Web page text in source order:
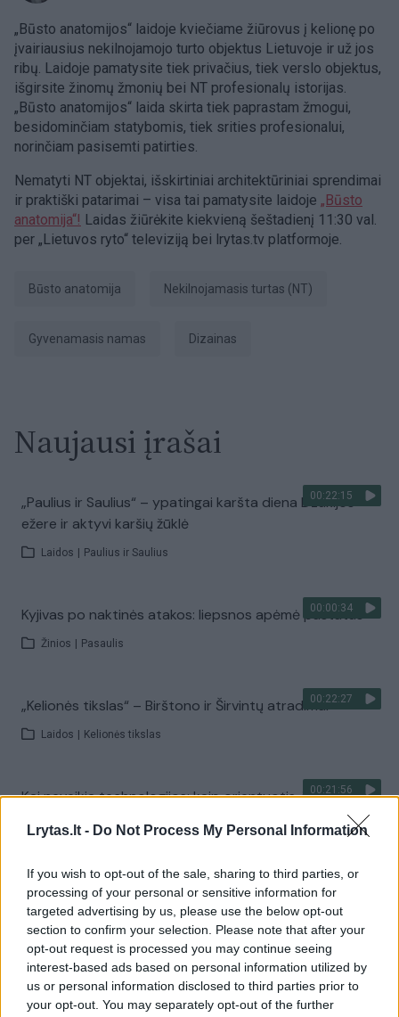
Lrytas.lt - Do Not Process My Personal Information
If you wish to opt-out of the sale, sharing to third parties, or
processing of your personal or sensitive information for
targeted advertising by us, please use the below opt-out
section to confirm your selection. Please note that after your
opt-out request is processed you may continue seeing
interest-based ads based on personal information utilized by
us or personal information disclosed to third parties prior to
your opt-out. You may separately opt-out of the further
„Būsto anatomijos“ laidoje kviečiame žiūrovus į kelionę po
įvairiausius nekilnojamojo turto objektus Lietuvoje ir už jos
ribų. Laidoje pamatysite tiek privačius, tiek verslo objektus,
išgirsite žinomų žmonių bei NT profesionalų istorijas.
„Būsto anatomijos“ laida skirta tiek paprastam žmogui,
besidominčiam statybomis, tiek srities profesionalui,
norinčiam pasisemti patirties.
Nematyti NT objektai, išskirtiniai architektūriniai sprendimai
ir praktiški patarimai – visa tai pamatysite laidoje „Būsto
anatomija“! Laidas žiūrėkite kiekvieną šeštadienį 11:30 val.
per „Lietuvos ryto“ televiziją bei lrytas.tv platformoje.
Būsto anatomija nekilnojamasis turtas (NT)
gyvenamasis namas Dizainas
Naujausi įrašai
00:22:15
„Paulius ir Saulius“ – ypatingai karšta diena Dzūkijos
ežere ir aktyvi karšių žūklė
Laidos Paulius ir Saulius
00:00:34
Kyjivas po naktinės atakos: liepsnos apėmė pastatus
Žinios Pasaulis
00:22:27
„Kelionės tikslas“ – Birštono ir Širvintų atradimai
Laidos Kelionės tikslas
00:21:56
Kai neveikia technologijos: kaip orientuotis, judėti ir
Visi įrašai
Žiūrimiausi įrašai